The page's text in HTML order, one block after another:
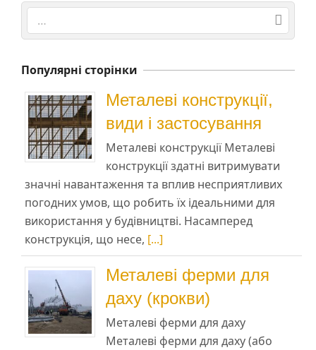
Search
Популярні сторінки
Металеві конструкції,
види і застосування
Металеві конструкції Металеві
конструкції здатні витримувати
значні навантаження та вплив несприятливих
погодних умов, що робить їх ідеальними для
використання у будівництві. Насамперед
конструкція, що несе, [...]
Металеві ферми для
даху (крокви)
Металеві ферми для даху
Металеві ферми для даху (або